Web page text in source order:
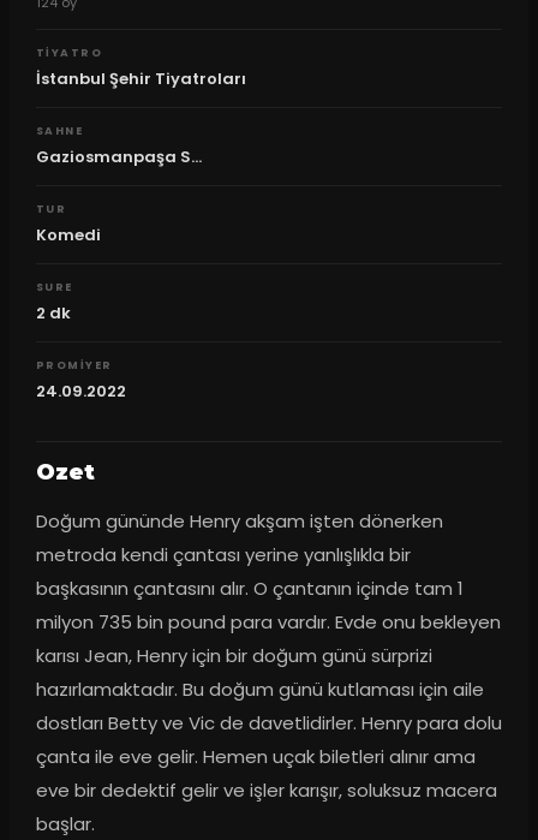
TIYATRO
İstanbul Şehir Tiyatroları
SAHNE
Gaziosmanpaşa S...
TUR
Komedi
SURE
2 dk
PROMIYER
24.09.2022
Ozet
Doğum gününde Henry akşam işten dönerken
metroda kendi çantası yerine yanlışlıkla bir
başkasının çantasını alır. O çantanın içinde tam 1
milyon 735 bin pound para vardır. Evde onu bekleyen
karısı Jean, Henry için bir doğum günü sürprizi
hazırlamaktadır. Bu doğum günü kutlaması için aile
dostları Betty ve Vic de davetlidirler. Henry para dolu
çanta ile eve gelir. Hemen uçak biletleri alınır ama
eve bir dedektif gelir ve işler karışır, soluksuz macera
başlar.